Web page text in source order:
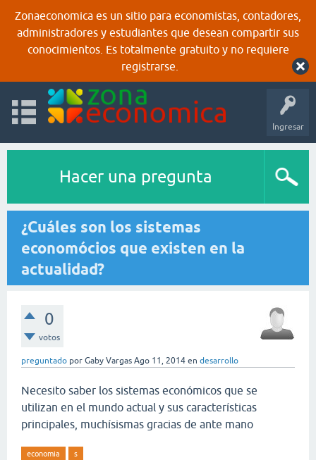
Zonaeconomica es un sitio para economistas, contadores,
administradores y estudiantes que desean compartir sus
conocimientos. Es totalmente gratuito y no requiere
registrarse.
Ingresar
Hacer una pregunta
¿Cuáles son los sistemas
economócios que existen en la
actualidad?
0
votos
preguntado por Gaby Vargas Ago 11, 2014 en desarrollo
Necesito saber los sistemas económicos que se
utilizan en el mundo actual y sus características
principales, muchísismas gracias de ante mano
economia s